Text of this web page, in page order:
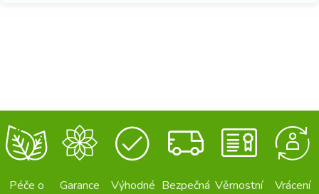
Péče o
Garance
Výhodné Bezpečná Věrnostní
Vrácení